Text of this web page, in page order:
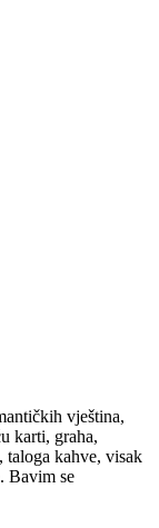
vještina,
karti, graha,
taloga kahve, visak
Bavim se